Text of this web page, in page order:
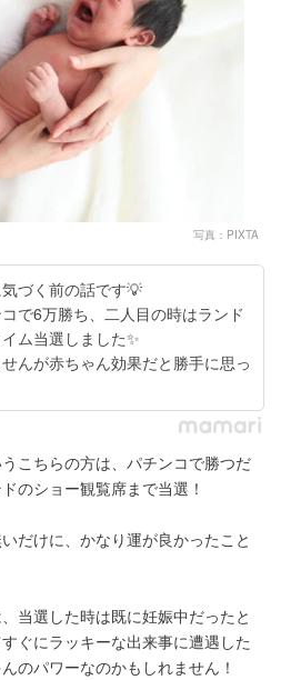
写真：PIXTA
づく前の話です💡
で6万勝ち、二人目の時はランド
ム当選しました✨
んが赤ちゃん効果だと勝手に思っ
こちらの方は、パチンコで勝つだ
のショー観覧席まで当選！
だけに、かなり運が良かったこと
当選した時は既に妊娠中だったと
ぐにラッキーな出来事に遭遇した
のパワーなのかもしれません！